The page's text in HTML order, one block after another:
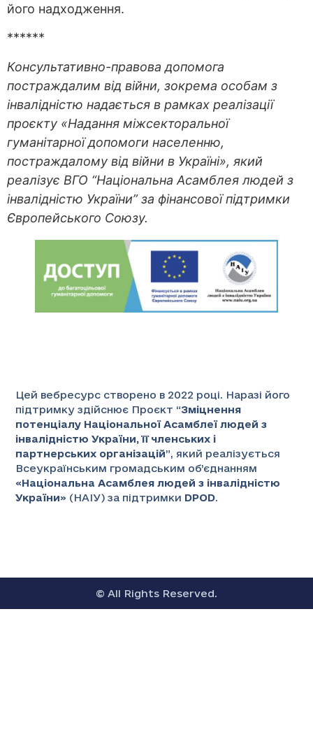
його надходження.
******
Консультативно-правова допомога
постраждалим від війни, зокрема особам з
інвалідністю надається в рамках реалізації
проєкту «Надання міжсекторальної
гуманітарної допомоги населенню,
постраждалому від війни в Україні», який
реалізує ВГО “Національна Асамблея людей з
інвалідністю України” за фінансової підтримки
Європейського Союзу.
Цей вебресурс створено в 2022 році. Наразі його
підтримку здійснює Проєкт “Зміцнення
потенціалу Національної Асамблеї людей з
інвалідністю України, її членських і
партнерських організацій”, який реалізується
Всеукраїнським громадським об’єднанням
«Національна Асамблея людей з інвалідністю
України» (НАІУ) за підтримки DPOD.
© All Rights Reserved.